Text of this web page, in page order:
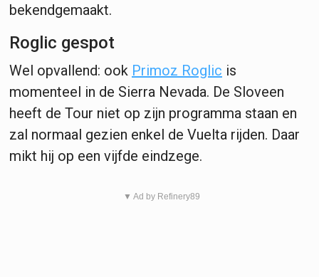
bekendgemaakt.
Roglic gespot
Wel opvallend: ook Primoz Roglic is
momenteel in de Sierra Nevada. De Sloveen
heeft de Tour niet op zijn programma staan en
zal normaal gezien enkel de Vuelta rijden. Daar
mikt hij op een vijfde eindzege.
▼ Ad by Refinery89